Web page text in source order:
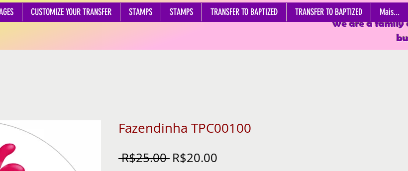
We are a family
CUSTOMIZE YOUR TRANSFER STAMPS STAMPS TRANSFER TO BAPTIZED TRANSFER TO BAPTIZED Mais...
Fazendinha TPC00100
R$25.00 Regular
R$20.00